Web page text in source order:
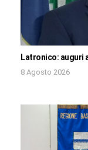
Latronico: auguri
8 Agosto 2026